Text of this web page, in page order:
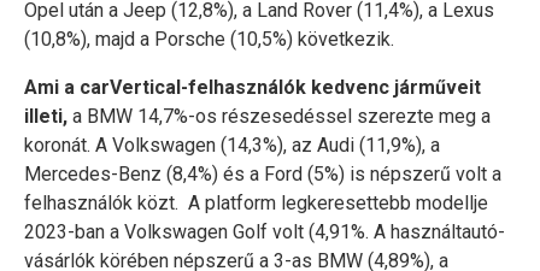
Opel után a Jeep (12,8%), a Land Rover (11,4%), a Lexus
(10,8%), majd a Porsche (10,5%) következik.
Ami a carVertical-felhasználók kedvenc járműveit
illeti, a BMW 14,7%-os részesedéssel szerezte meg a
koronát. A Volkswagen (14,3%), az Audi (11,9%), a
Mercedes-Benz (8,4%) és a Ford (5%) is népszerű volt a
felhasználók közt. A platform legkeresettebb modellje
2023-ban a Volkswagen Golf volt (4,91%. A használtautó-
vásárlók körében népszerű a 3-as BMW (4,89%), a